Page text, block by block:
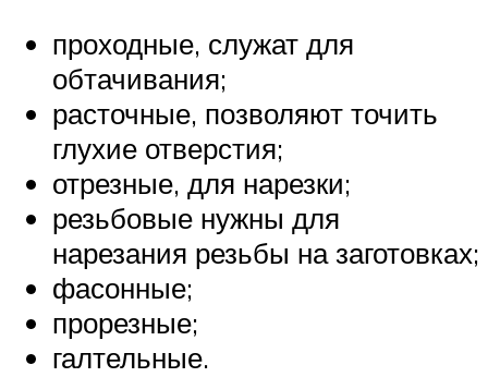
проходные, служат для
обтачивания;
расточные, позволяют точить
глухие отверстия;
отрезные, для нарезки;
резьбовые нужны для
нарезания резьбы на заготовках;
фасонные;
прорезные;
галтельные.